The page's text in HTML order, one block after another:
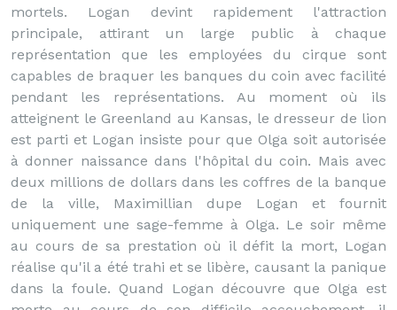
mortels. Logan devint rapidement l'attraction
principale, attirant un large public à chaque
représentation que les employées du cirque sont
capables de braquer les banques du coin avec facilité
pendant les représentations. Au moment où ils
atteignent le Greenland au Kansas, le dresseur de lion
est parti et Logan insiste pour que Olga soit autorisée
à donner naissance dans l'hôpital du coin. Mais avec
deux millions de dollars dans les coffres de la banque
de la ville, Maximillian dupe Logan et fournit
uniquement une sage-femme à Olga. Le soir même
au cours de sa prestation où il défit la mort, Logan
réalise qu'il a été trahi et se libère, causant la panique
dans la foule. Quand Logan découvre que Olga est